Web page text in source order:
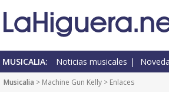
MUSICALIA: Noticias musicales
Musicalia > Machine Gun Kelly > Enlaces